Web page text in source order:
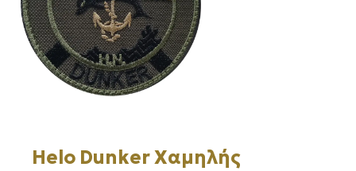
Helo Dunker Χαμηλής